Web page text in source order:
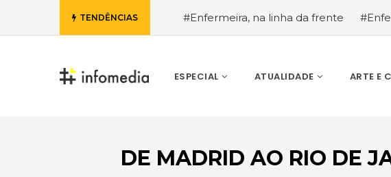
TENDÊNCIAS #Enfermeira, na linha da frente
ESPECIAL ATUALIDADE ARTE E
DE MADRID AO RIO DE